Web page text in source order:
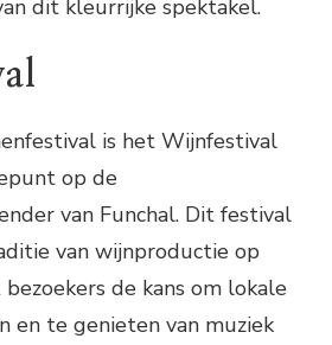
dit kleurrijke spektakel.
is het Wijnfestival
op de
van Funchal. Dit festival
van wijnproductie op
de kans om lokale
en te genieten van muziek